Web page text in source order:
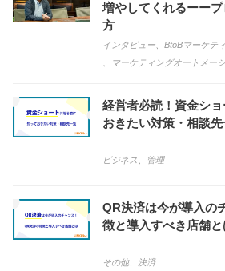
増やしてくれるーー
方
インタビュー
BtoBマーケテ
マーケティングオートメー
経営者必読！資金シ
おきたい対策・相談
ビジネス 管理
QR決済は今が導入の
徴と導入すべき店舗と
その他、 決済